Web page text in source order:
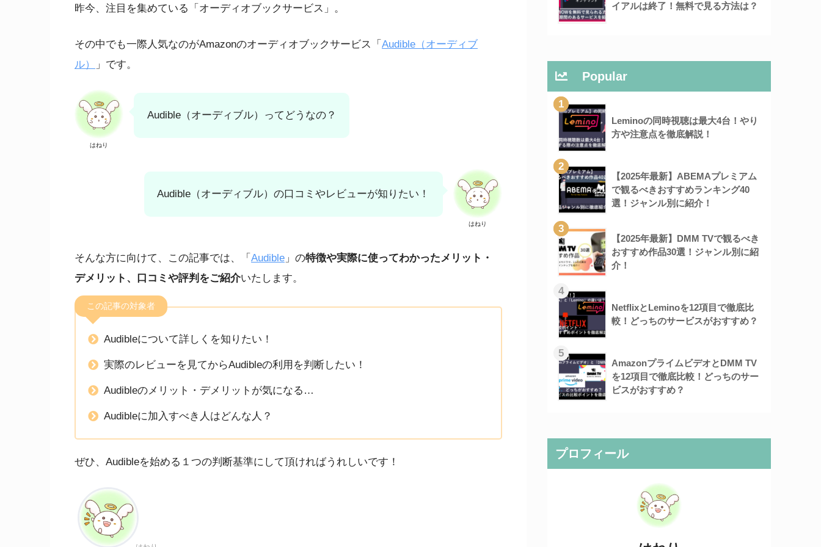
昨今、注目を集めている「オーディオブックサービス」。
その中でも一際人気なのがAmazonのオーディオブックサービス「 Audible（オーディブ
ル）
」です。
はねり
Audible（オーディブル）ってどうなの？
はねり
Audible（オーディブル）の口コミやレビューが知りたい！
そんな方に向けて、この記事では、「 Audible 」の特徴や実際に使ってわかったメリット・
デメリット、口コミや評判をご紹介いたします。
この記事の対象者
Audibleについて詳しくを知りたい！
実際のレビューを見てからAudibleの利用を判断したい！
Audibleのメリット・デメリットが気になる…
Audibleに加入すべき人はどんな人？
ぜひ、Audibleを始める１つの判断基準にして頂ければうれしいです！
イアルは終了！無料で見る方法は？
Popular
1
Leminoの同時視聴は最大4台！やり
方や注意点を徹底解説！
2
【2025年最新】ABEMAプレミアム
で観るべきおすすめランキング40
選！ジャンル別に紹介！
3
【2025年最新】DMM TVで観るべき
おすすめ作品30選！ジャンル別に紹
介！
4
NetflixとLeminoを12項目で徹底比
較！どっちのサービスがおすすめ？
5
AmazonプライムビデオとDMM TV
を12項目で徹底比較！どっちのサー
ビスがおすすめ？
プロフィール